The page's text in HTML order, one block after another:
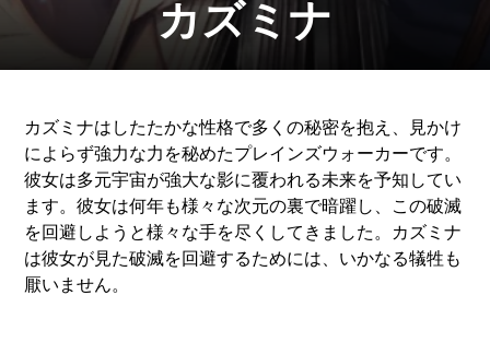
カズミナ
カズミナはしたたかな性格で多くの秘密を抱え、見かけ
によらず強力な力を秘めたプレインズウォーカーです。
彼女は多元宇宙が強大な影に覆われる未来を予知してい
ます。彼女は何年も様々な次元の裏で暗躍し、この破滅
を回避しようと様々な手を尽くしてきました。カズミナ
は彼女が見た破滅を回避するためには、いかなる犠牲も
厭いません。